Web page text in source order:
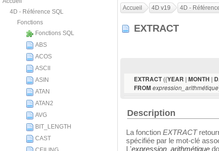
4D - Référence SQL
Fonctions
Fonctions SQL
ABS
ACOS
ASCII
ASIN
ATAN
ATAN2
AVG
BIT_LENGTH
CAST
Accueil 4D v19 4D -
EXTRACT
EXTRACT ({YEAR | MONTH |
FROMexpression_arithmétique
Description
La fonction EXTRACT
spécifiée par le mot-clé
L'expression_arithmétique